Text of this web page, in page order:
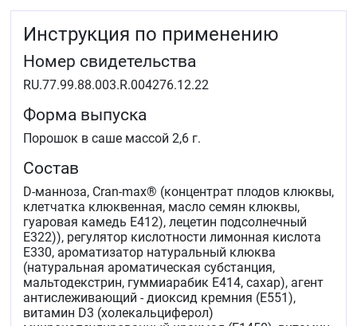
Инструкция по применению
Номер свидетельства
RU.77.99.88.003.R.004276.12.22
Форма выпуска
Порошок в саше массой 2,6 г.
Состав
D-манноза, Cran-max® (концентрат плодов клюквы,
клетчатка клюквенная, масло семян клюквы,
гуаровая камедь Е412), лецетин подсолнечный
Е322)), регулятор кислотности лимонная кислота
Е330, ароматизатор натуральный клюква
(натуральная ароматическая субстанция,
мальтодекстрин, гуммиарабик Е414, сахар), агент
антислеживающий - диоксид кремния (Е551),
витамин D3 (холекальциферол)